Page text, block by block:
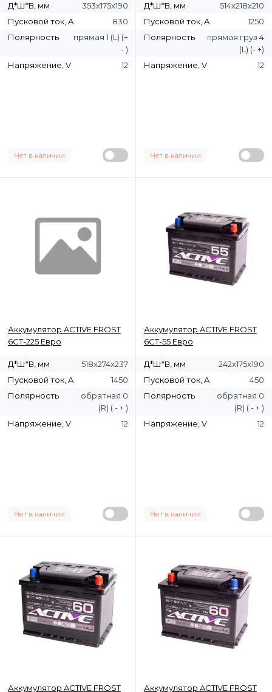
Д*Ш*В, мм
353х175х190
Пусковой ток, A
830
Полярность
прямая 1 (L) (+
- )
Напряжение, V
12
Нет в наличии
Д*Ш*В, мм
514х218х210
Пусковой ток, A
1250
Полярность
прямая груз 4
(L) (- +)
Напряжение, V
12
Нет в наличии
Аккумулятор ACTIVE FROST
6СТ-225 Евро
Д*Ш*В, мм
518х274х237
Пусковой ток, A
1450
Полярность
обратная 0
(R) ( - + )
Напряжение, V
12
Нет в наличии
Аккумулятор ACTIVE FROST
6СТ-55 Евро
Д*Ш*В, мм
242х175х190
Пусковой ток, A
450
Полярность
обратная 0
(R) ( - + )
Напряжение, V
12
Нет в наличии
Аккумулятор ACTIVE FROST Аккумулятор ACTIVE FROST